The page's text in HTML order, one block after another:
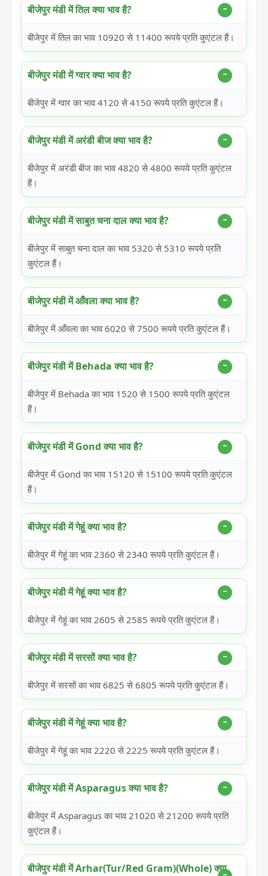
बीजेपुर मंडी में तिल क्या भाव है?
बीजेपुर में तिल का भाव 10920 से 11400 रूपये प्रति कुएंटल हैं।
बीजेपुर मंडी में ग्वार क्या भाव है?
बीजेपुर में ग्वार का भाव 4120 से 4150 रूपये प्रति कुएंटल हैं।
बीजेपुर मंडी में अरंडी बीज क्या भाव है?
बीजेपुर में अरंडी बीज का भाव 4820 से 4800 रूपये प्रति कुएंटल
हैं।
बीजेपुर मंडी में साबुत चना दाल क्या भाव है?
बीजेपुर में साबुत चना दाल का भाव 5320 से 5310 रूपये प्रति
कुएंटल हैं।
बीजेपुर मंडी में आँवला क्या भाव है?
बीजेपुर में आँवला का भाव 6020 से 7500 रूपये प्रति कुएंटल हैं।
बीजेपुर मंडी में Behada क्या भाव है?
बीजेपुर में Behada का भाव 1520 से 1500 रूपये प्रति कुएंटल
हैं।
बीजेपुर मंडी में Gond क्या भाव है?
बीजेपुर में Gond का भाव 15120 से 15100 रूपये प्रति कुएंटल
हैं।
बीजेपुर मंडी में गेहूं क्या भाव है?
बीजेपुर में गेहूं का भाव 2360 से 2340 रूपये प्रति कुएंटल हैं।
बीजेपुर मंडी में गेहूं क्या भाव है?
बीजेपुर में गेहूं का भाव 2605 से 2585 रूपये प्रति कुएंटल हैं।
बीजेपुर मंडी में सरसों क्या भाव है?
बीजेपुर में सरसों का भाव 6825 से 6805 रूपये प्रति कुएंटल हैं।
बीजेपुर मंडी में गेहूं क्या भाव है?
बीजेपुर में गेहूं का भाव 2220 से 2225 रूपये प्रति कुएंटल हैं।
बीजेपुर मंडी में Asparagus क्या भाव है?
बीजेपुर में Asparagus का भाव 21020 से 21200 रूपये प्रति
कुएंटल हैं।
बीजेपुर मंडी में Arhar(Tur/Red Gram)(Whole) क्या